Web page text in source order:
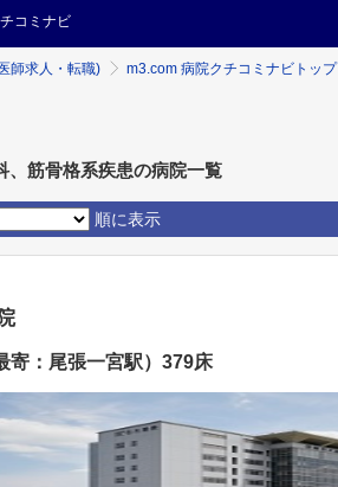
コミナビ
師求人・転職) m3.com 病院クチコミナビトップ
、筋骨格系疾患の病院一覧
順に表示
寄：尾張一宮駅）379床